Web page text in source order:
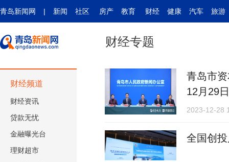
青岛新闻网 | 新闻 社区 房产 教育 财经 健康 汽车 旅游
财经专题
财经频道
财经资讯
贷款无忧
金融曝光台
理财超市
青岛市
12月29
2023-12-28
全国创